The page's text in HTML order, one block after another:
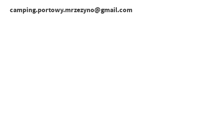
camping.portowy.mrzezyno@gmail.com